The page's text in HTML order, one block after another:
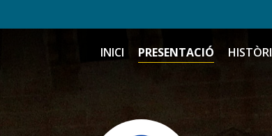
INICI PRESENTACIÓ